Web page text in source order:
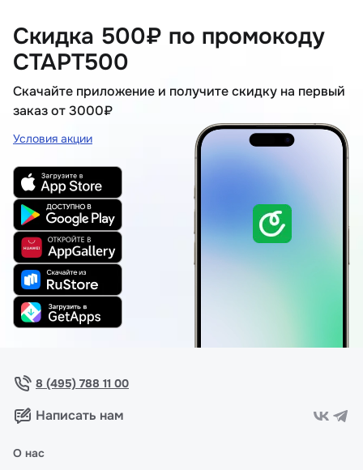
Скидка 500₽ по промокоду
СТАРТ500
Скачайте приложение и получите скидку на первый
заказ от 3000₽
Условия акции
8 (495) 788 11 00
Написать нам
О нас